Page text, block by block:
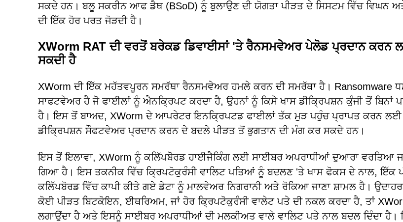
ਸਕਦੇ ਹਨ। ਬਲੂ ਸਕਰੀਨ ਆਫ ਡੈਥ (BSoD) ਨੂੰ ਬੁਲਾਉਣ ਦੀ ਯੋਗਤਾ ਪੀੜਤ ਦੇ ਸਿਸਟਮ ਵਿੱਚ ਵਿਘਨ
ਦੀ ਇੱਕ ਹੋਰ ਪਰਤ ਜੋੜਦੀ ਹੈ।
XWorm RAT ਦੀ ਵਰਤੋਂ ਬਰੇਕਡ ਡਿਵਾਈਸਾਂ 'ਤੇ ਰੈਨਸਮਵੇਅਰ ਪੇਲੋਡ ਪ੍ਰਦਾਨ ਕਰਨ
ਸਕਦੀ ਹੈ
XWorm ਦੀ ਇੱਕ ਮਹੱਤਵਪੂਰਨ ਸਮਰੱਥਾ ਰੈਨਸਮਵੇਅਰ ਹਮਲੇ ਕਰਨ ਦੀ ਸਮਰੱਥਾ ਹੈ। Ransomware
ਸਾਫਟਵੇਅਰ ਹੈ ਜੋ ਫਾਈਲਾਂ ਨੂੰ ਐਨਕ੍ਰਿਪਟ ਕਰਦਾ ਹੈ, ਉਹਨਾਂ ਨੂੰ ਕਿਸੇ ਖਾਸ ਡੀਕ੍ਰਿਪਸ਼ਨ ਕੁੰਜੀ ਤੋਂ ਬਿਨਾਂ
ਹੈ। ਇਸ ਤੋਂ ਬਾਅਦ, XWorm ਦੇ ਆਪਰੇਟਰ ਇਨਕ੍ਰਿਪਟਡ ਫਾਈਲਾਂ ਤੱਕ ਮੁੜ ਪਹੁੰਚ ਪ੍ਰਾਪਤ ਕਰਨ ਲਈ
ਡੀਕ੍ਰਿਪਸ਼ਨ ਸੌਫਟਵੇਅਰ ਪ੍ਰਦਾਨ ਕਰਨ ਦੇ ਬਦਲੇ ਪੀੜਤ ਤੋਂ ਭੁਗਤਾਨ ਦੀ ਮੰਗ ਕਰ ਸਕਦੇ ਹਨ।
ਇਸ ਤੋਂ ਇਲਾਵਾ, XWorm ਨੂੰ ਕਲਿੱਪਬੋਰਡ ਹਾਈਜੈਕਿੰਗ ਲਈ ਸਾਈਬਰ ਅਪਰਾਧੀਆਂ ਦੁਆਰਾ ਵਰਤਿਆ
ਗਿਆ ਹੈ। ਇਸ ਤਕਨੀਕ ਵਿੱਚ ਕ੍ਰਿਪਟੋਕੁਰੰਸੀ ਵਾਲਿਟ ਪਤਿਆਂ ਨੂੰ ਬਦਲਣ 'ਤੇ ਖਾਸ ਫੋਕਸ ਦੇ ਨਾਲ, ਇੱਕ
ਕਲਿੱਪਬੋਰਡ ਵਿੱਚ ਕਾਪੀ ਕੀਤੇ ਗਏ ਡੇਟਾ ਨੂੰ ਮਾਲਵੇਅਰ ਨਿਗਰਾਨੀ ਅਤੇ ਰੋਕਿਆ ਜਾਣਾ ਸ਼ਾਮਲ ਹੈ।
ਕੋਈ ਪੀੜਤ ਬਿਟਕੋਇਨ, ਈਥਰਿਅਮ, ਜਾਂ ਹੋਰ ਕ੍ਰਿਪਟੋਕੁਰੰਸੀ ਵਾਲੇਟ ਪਤੇ ਦੀ ਨਕਲ ਕਰਦਾ ਹੈ, ਤਾਂ
ਲਗਾਉਂਦਾ ਹੈ ਅਤੇ ਇਸਨੂੰ ਸਾਈਬਰ ਅਪਰਾਧੀਆਂ ਦੀ ਮਲਕੀਅਤ ਵਾਲੇ ਵਾਲਿਟ ਪਤੇ ਨਾਲ ਬਦਲ ਦਿੰਦਾ ਹੈ।